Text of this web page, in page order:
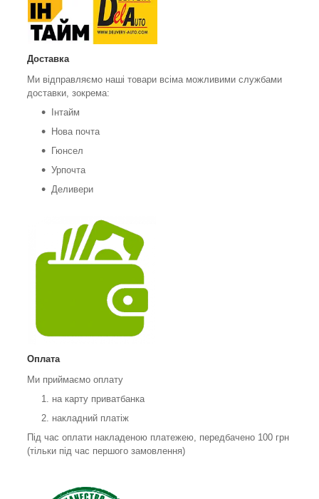
Доставка
Ми відправляємо наші товари всіма можливими службами
доставки, зокрема:
Інтайм
Нова почта
Гюнсел
Урпочта
Деливери
Оплата
Ми приймаємо оплату
на карту приватбанка
накладний платіж
Під час оплати накладеною платежею, передбачено 100 грн
(тільки під час першого замовлення)